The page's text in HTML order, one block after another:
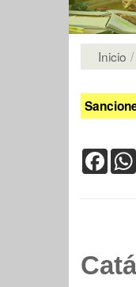
Inicio